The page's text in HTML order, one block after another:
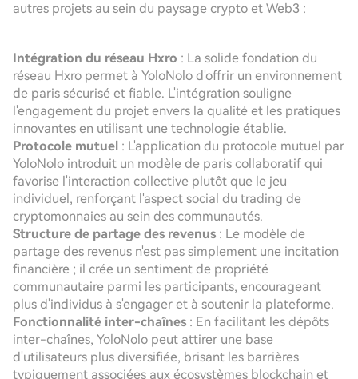
autres projets au sein du paysage crypto et Web3 :
Intégration du réseau Hxro : La solide fondation du
réseau Hxro permet à YoloNolo d'offrir un environnement
de paris sécurisé et fiable. L'intégration souligne
l'engagement du projet envers la qualité et les pratiques
innovantes en utilisant une technologie établie.
Protocole mutuel : L'application du protocole mutuel par
YoloNolo introduit un modèle de paris collaboratif qui
favorise l'interaction collective plutôt que le jeu
individuel, renforçant l'aspect social du trading de
cryptomonnaies au sein des communautés.
Structure de partage des revenus : Le modèle de
partage des revenus n'est pas simplement une incitation
financière ; il crée un sentiment de propriété
communautaire parmi les participants, encourageant
plus d'individus à s'engager et à soutenir la plateforme.
Fonctionnalité inter-chaînes : En facilitant les dépôts
inter-chaînes, YoloNolo peut attirer une base
d'utilisateurs plus diversifiée, brisant les barrières
typiquement associées aux écosystèmes blockchain et